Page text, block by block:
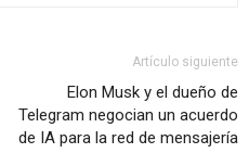
Artículo siguiente
Elon Musk y el dueño de
Telegram negocian un acuerdo
de IA para la red de mensajería